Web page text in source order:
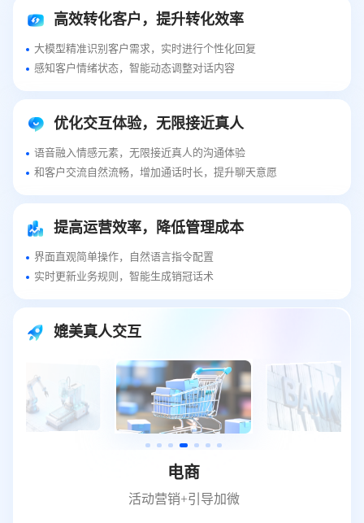
高效转化客户，提升转化效率
大模型精准识别客户需求，实时进行个性化回复
感知客户情绪状态，智能动态调整对话内容
优化交互体验，无限接近真人
语音融入情感元素，无限接近真人的沟通体验
和客户交流自然流畅，增加通话时长，提升聊天意愿
提高运营效率，降低管理成本
界面直观简单操作，自然语言指令配置
实时更新业务规则，智能生成销冠话术
媲美真人交互
电商
活动营销+引导加微